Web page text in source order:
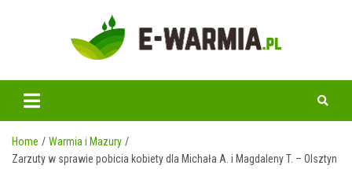
www.e-warmia.pl
Home
Warmia i Mazury
Zarzuty w sprawie pobicia kobiety dla Michała A. i Magdaleny T. – Olsztyn